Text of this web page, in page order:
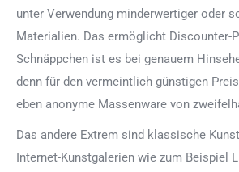
unter Verwendung minderwertiger oder
Materialien. Das ermöglicht Discounter-
Schnäppchen ist es bei genauem
denn für den vermeintlich günstigen
eben anonyme Massenware von
Das andere Extrem sind klassische
Internet-Kunstgalerien wie zum Beispiel